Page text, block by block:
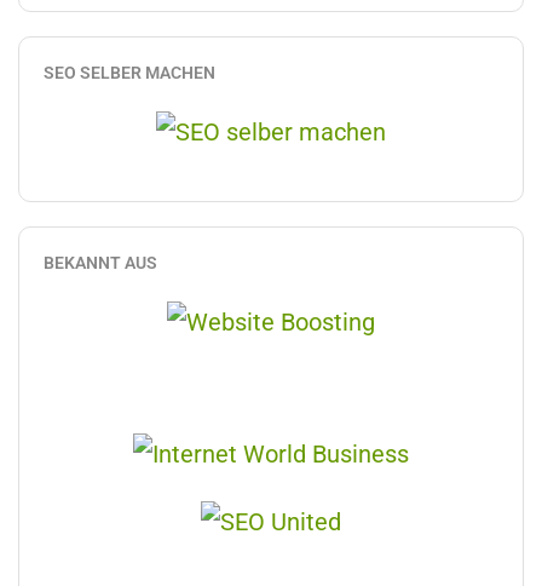
SEO SELBER MACHEN
BEKANNT AUS